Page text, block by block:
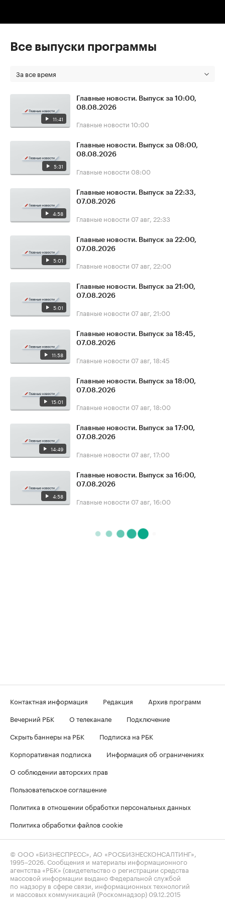
Все выпуски программы
За все время
11:41
Главные новости. Выпуск за 10:00,
08.08.2026
Главные новости 10:00
5:31
Главные новости. Выпуск за 08:00,
08.08.2026
Главные новости 08:00
4:58
Главные новости. Выпуск за 22:33,
07.08.2026
Главные новости 07 авг, 22:33
5:01
Главные новости. Выпуск за 22:00,
07.08.2026
Главные новости 07 авг, 22:00
5:01
Главные новости. Выпуск за 21:00,
07.08.2026
Главные новости 07 авг, 21:00
11:58
Главные новости. Выпуск за 18:45,
07.08.2026
Главные новости 07 авг, 18:45
15:01
Главные новости. Выпуск за 18:00,
07.08.2026
Главные новости 07 авг, 18:00
14:49
Главные новости. Выпуск за 17:00,
07.08.2026
Главные новости 07 авг, 17:00
4:58
Главные новости. Выпуск за 16:00,
07.08.2026
Главные новости 07 авг, 16:00
Контактная информация Редакция
Архив программ
Вечерний РБК
О телеканале
Подключение
Скрыть баннеры на РБК
Подписка на РБК
Корпоративная подписка
Информация об ограничениях
О соблюдении авторских прав
Пользовательское соглашение
Политика в отношении обработки персональных данных
Политика обработки файлов cookie
© ООО «БИЗНЕСПРЕСС», АО «РОСБИЗНЕСКОНСАЛТИНГ»,
1995–2026 . Сообщения и материалы информационного
агентства «РБК» (свидетельство о регистрации средства
массовой информации выдано Федеральной службой
по надзору в сфере связи, информационных технологий
и массовых коммуникаций (Роскомнадзор) 09.12.2015